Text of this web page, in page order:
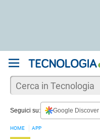
Seguici su: Google Discover
HOME APP